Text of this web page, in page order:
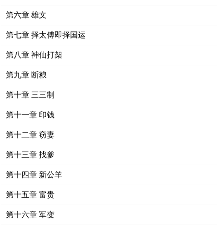
第六章 雄文
第七章 择太傅即择国运
第八章 神仙打架
第九章 断粮
第十章 三三制
第十一章 印钱
第十二章 窃妻
第十三章 找爹
第十四章 新公羊
第十五章 富贵
第十六章 军变